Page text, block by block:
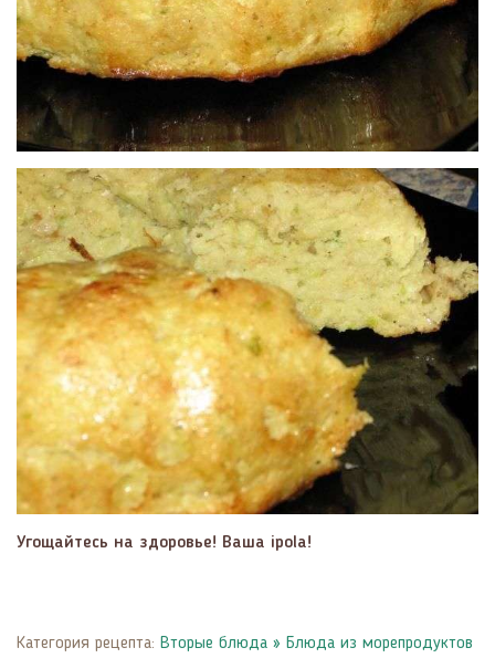
Угощайтесь на здоровье! Ваша ipola!
Категория рецепта: Вторые блюда » Блюда из морепродуктов